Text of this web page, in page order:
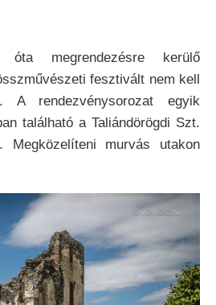
megrendezésre kerülő
fesztivált nem kell
A rendezvénysorozat egyik
található a Taliándörögdi Szt.
Megközelíteni murvás utakon